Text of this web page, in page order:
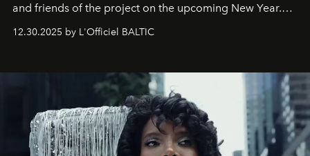
and friends of the project on the upcoming New Year.
achievements.
12.30.2025 by L'Officiel BALTIC